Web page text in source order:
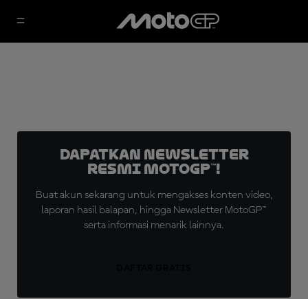
Dapatkan Newsletter
Resmi MotoGP™!
Buat akun sekarang untuk mengakses konten video,
laporan hasil balapan, hingga Newsletter MotoGP™
serta informasi menarik lainnya.